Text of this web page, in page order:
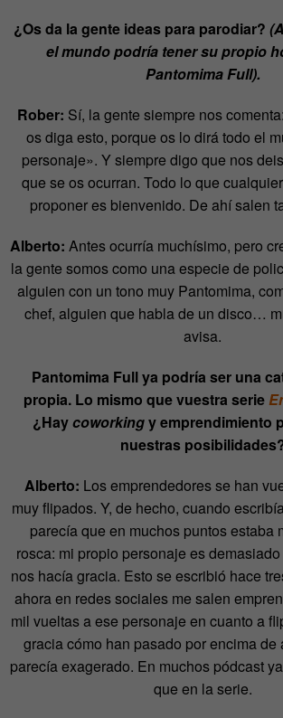
¿Os da la gente ideas para parodiar?
el mundo podría tener su propio
Pantomima Full).
Rober: Sí, la gente siempre nos
os diga esto, porque os lo dirá todo el
personaje». Y siempre digo que nos
que se os ocurran. Todo lo que
proponer es bienvenido. De ahí salen
Alberto: Antes ocurría muchísimo, pero
la gente somos como una especie de
alguien con un tono muy Pantomima,
chef, alguien que habla de un disco…
avisa.
Pantomima Full ya podría ser una
propia. Lo mismo que vuestra serie
¿Haycoworkingy emprendimiento
nuestras
Alberto: Los emprendedores se han
muy flipados. Y, de hecho, cuando
parecía que en muchos puntos estaba
rosca: mi propio personaje es
nos hacía gracia. Esto se escribió hace
ahora en redes sociales me salen
mil vueltas a ese personaje en cuanto a
gracia cómo han pasado por encima de
parecía exagerado. En muchos pódcast
que en la serie.